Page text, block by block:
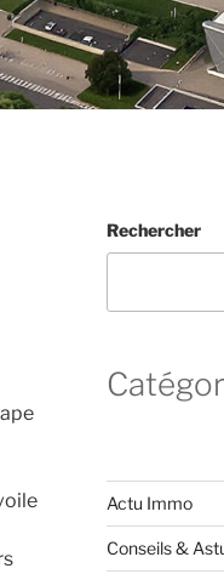
Rechercher
Actu Immo
Conseils &